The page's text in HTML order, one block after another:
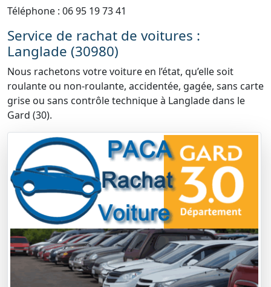
Téléphone : 06 95 19 73 41
Service de rachat de voitures :
Langlade (30980)
Nous rachetons votre voiture en l’état, qu’elle soit
roulante ou non-roulante, accidentée, gagée, sans carte
grise ou sans contrôle technique à Langlade dans le
Gard (30).